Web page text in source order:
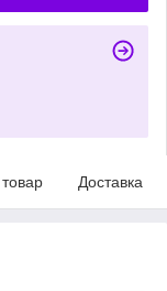
товар Доставка